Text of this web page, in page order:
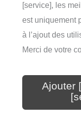
[service], les
est uniquement
à l’ajout des
Merci de votre
Ajouter